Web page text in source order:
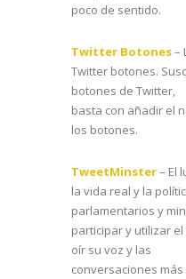
poco de sentido.
Twitter Botones–
Twitter botones.
botones de Twitter,
basta con añadir el
los botones.
TweetMinster– El
la vida real y la
parlamentarios y
participar y utilizar
oír su voz y las
conversaciones